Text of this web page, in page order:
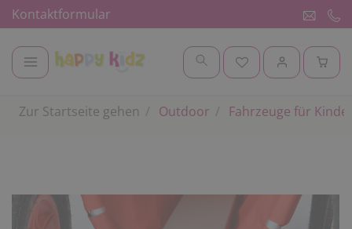
Kontaktformular
Zur Startseite gehen Outdoor Fahrzeuge für